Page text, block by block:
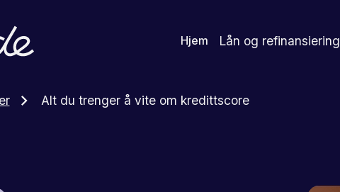
Hjem Lån og refinansiering
Alt du trenger å vite om kredittscore